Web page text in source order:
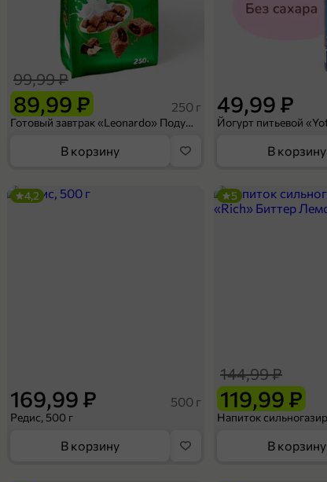
89,99 ₽
99,99 ₽
250 г
Готовый завтрак «Leonardo» Подушечки с шоколадно-ореховой начинкой, 250 г
В корзину
49,99 ₽
В корзину
169,99 ₽ 500 г
Редис, 500 г
4,2
В корзину
119,99 ₽
144,99 ₽
5
В корзину